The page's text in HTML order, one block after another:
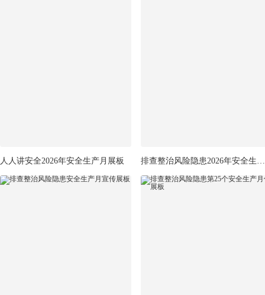
人人讲安全2026年安全生产月展板 排查整治风险隐患2026年安全生产月展板